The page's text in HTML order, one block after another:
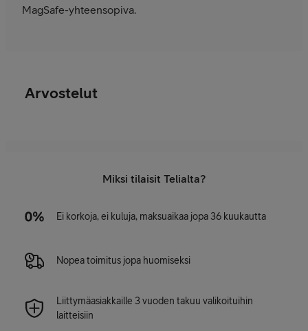
MagSafe-yhteensopiva.
Arvostelut
Miksi tilaisit Telialta?
Ei korkoja, ei kuluja, maksuaikaa jopa 36 kuukautta
Nopea toimitus jopa huomiseksi
Liittymäasiakkaille 3 vuoden takuu valikoituihin
laitteisiin